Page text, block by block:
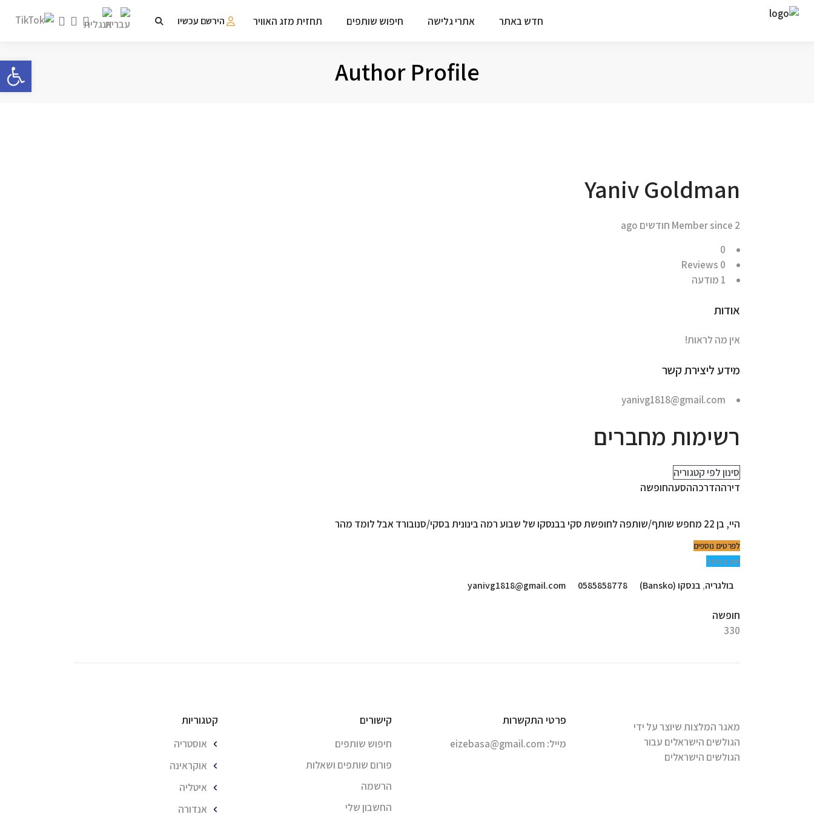
חדש באתר אתרי גלישה חיפוש שותפים תחזית מזג האוויר הירשם עכשיו
Author Profile
Yaniv Goldman
Member since 2 חודשים ago
0
0
1 מודעה
אודות
אין מה לראות!
מידע ליצירת קשר
yanivg1818@gmail.com
רשימות מחברים
סינון לפי קטגוריה
דירההדרכההסעהחופשה
היי, בן 22 מחפש שותף/שותפה לחופשת סקי בבנסקו של שבוע רמה בינונית בסקי/סנובורד אבל לומד מהר
לפרטים נוספים
חם באתר
בולגריה, בנסקו (Bansko) 0585858778
yanivg1818@gmail.com
חופשה
330
קטגוריות
אוסטריה
אוקראינה
איטליה
אנדורה
קישורים
חיפוש שותפים
פורום שותפים ושאלות
הרשמה
החשבון שלי
פרטי התקשרות
מייל: eizebasa@gmail.com
מאגר המלצות שיוצר על ידי
הגולשים הישראלים עבור
הגולשים הישראלים